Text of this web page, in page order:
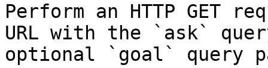
Perform an HTTP GET
URL with the `ask`
optional `goal` query